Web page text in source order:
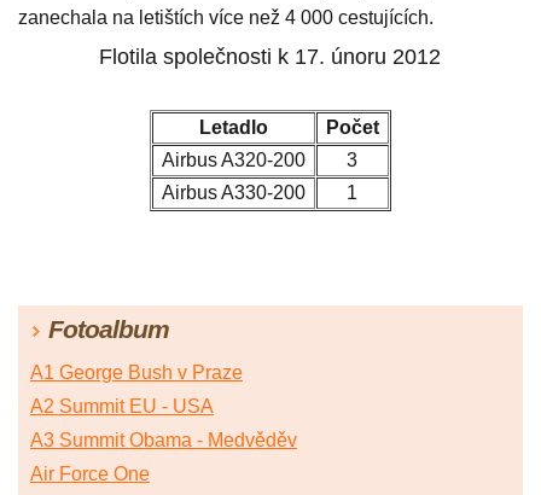
zanechala na letištích více než 4 000 cestujících.
Flotila společnosti k 17. únoru 2012
Letadlo
Počet
Airbus A320-200
3
Airbus A330-200
1
Fotoalbum
A1 George Bush v Praze
A2 Summit EU - USA
A3 Summit Obama - Medvěděv
Air Force One